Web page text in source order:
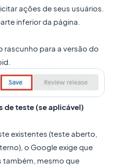
ações de seus usuários.
inferior da página.
rascunho para a versão do
de teste (se aplicável)
existentes (teste aberto,
o Google exige que
também, mesmo que